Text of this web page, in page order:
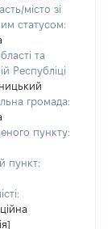
місто зі
статусом:
та
Республіці
громада:
пункту:
пункт: